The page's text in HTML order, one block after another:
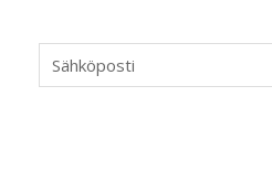
NIMITYKSET